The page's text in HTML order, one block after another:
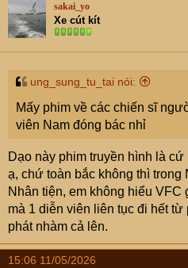
sakai_yo
Xe cút kít
ung_sung_tu_tai nói:
Mấy phim về các chiến sĩ
viên Nam đóng bác nhỉ
Dạo này phim truyền hình là
ạ, chứ toàn bắc không thì trong
Nhân tiện, em không hiểu
mà 1 diễn viên liên tục đi hết
phát nhàm cả lên.
15:06 11/05/2026